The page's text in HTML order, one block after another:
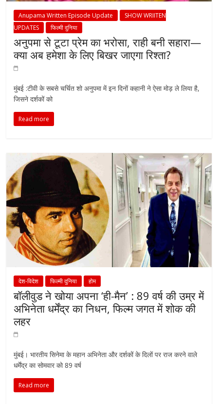
Anupama Written Episode Update
SHOW WRIITEN
UPDATES
फिल्मी दुनिया
अनुपमा से टूटा प्रेम का भरोसा, राही बनी सहारा—
क्या अब हमेशा के लिए बिखर जाएगा रिश्ता?
मुंबई :टीवी के सबसे चर्चित शो अनुपमा में इन दिनों कहानी ने ऐसा मोड़ ले लिया है,
जिसने दर्शकों को
Read more
देश-विदेश फिल्मी दुनिया होम
बॉलीवुड ने खोया अपना ‘ही-मैन’ : 89 वर्ष की उम्र में
अभिनेता धर्मेंद्र का निधन, फिल्म जगत में शोक की
लहर
मुंबई। भारतीय सिनेमा के महान अभिनेता और दर्शकों के दिलों पर राज करने वाले
धर्मेंद्र का सोमवार को 89 वर्ष
Read more